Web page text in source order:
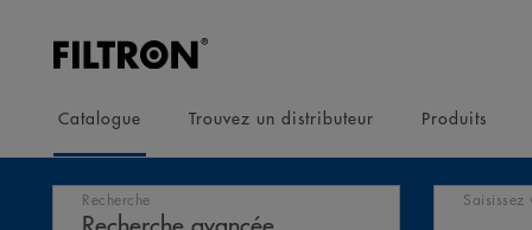
Catalogue Trouvez un distributeur Produits
Recherche Saisissez